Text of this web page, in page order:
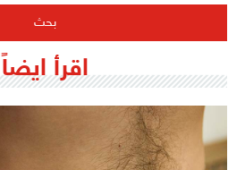
اقرأ ايضاً